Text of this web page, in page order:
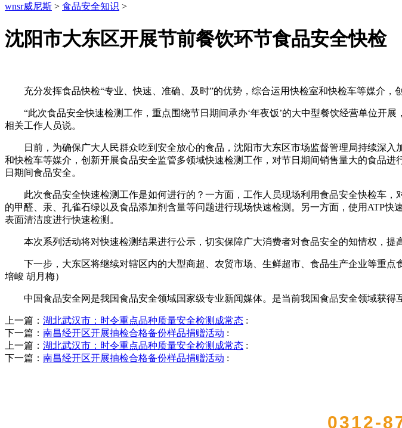
wnsr威尼斯 > 食品安全知识 >
沈阳市大东区开展节前餐饮环节食品安全快检
充分发挥食品快检“专业、快速、准确、及时”的优势，综合运用快检室和快检车等媒介，
“此次食品安全快速检测工作，重点围绕节日期间承办‘年夜饭’的大中型餐饮经营单位开
相关工作人员说。
日前，为确保广大人民群众吃到安全放心的食品，沈阳市大东区市场监督管理局持续深入
和快检车等媒介，创新开展食品安全监管多领域快速检测工作，对节日期间销售量大的食品
日期间食品安全。
此次食品安全快速检测工作是如何进行的？一方面，工作人员现场利用食品安全快检车，
的甲醛、汞、孔雀石绿以及食品添加剂含量等问题进行现场快速检测。另一方面，使用ATP
表面清洁度进行快速检测。
本次系列活动将对快速检测结果进行公示，切实保障广大消费者对食品安全的知情权，提
下一步，大东区将继续对辖区内的大型商超、农贸市场、生鲜超市、食品生产企业等重点
培峻 胡月梅）
中国食品安全网是我国食品安全领域国家级专业新闻媒体。是当前我国食品安全领域获得
上一篇： 湖北武汉市：时令重点品种质量安全检测成常态 :
下一篇： 南昌经开区开展抽检合格备份样品捐赠活动 :
上一篇： 湖北武汉市：时令重点品种质量安全检测成常态 :
下一篇： 南昌经开区开展抽检合格备份样品捐赠活动 :
0312-